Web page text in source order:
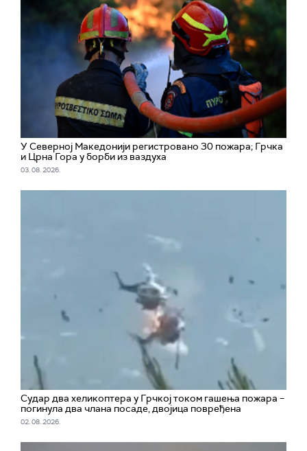
У Северној Македонији регистровано 30 пожара; Грчка
и Црна Гора у борби из ваздуха
03. 08. 2026.
Судар два хеликоптера у Грчкој током гашења пожара –
погинула два члана посаде, двојица повређена
02. 08. 2026.